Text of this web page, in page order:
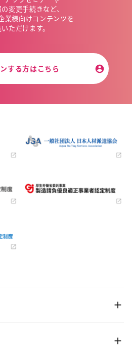
変更手続きなど、
業様向けコンテンツを
ただけます。
する方はこちら